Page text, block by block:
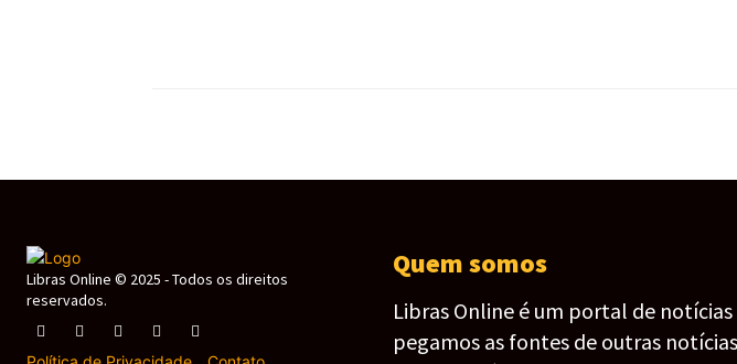
Libras Online © 2025 - Todos os direitos
reservados.
Quem somos
Libras Online é um portal de
pegamos as fontes de outras